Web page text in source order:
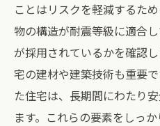
不動産ポータルサ
現地見学会で得ら
SNSを活用したリ
地元のフリーペ
オンラインフォー
ことはリスクを軽減するた
物の構造が耐震等級に適合
が採用されているかを確認
宅の建材や建築技術も重要
た住宅は、長期間にわたり
ます。これらの要素をしっ